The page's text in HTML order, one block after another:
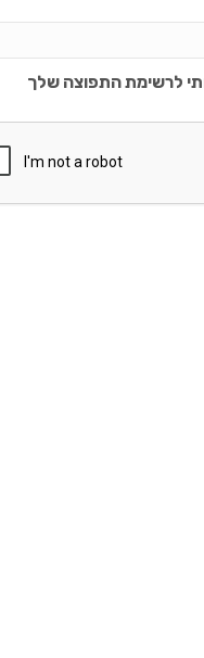
לרשימת התפוצה שלך